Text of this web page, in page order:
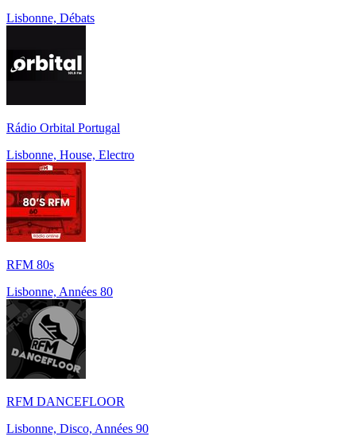
Lisbonne, Débats
Rádio Orbital Portugal
Lisbonne, House, Electro
RFM 80s
Lisbonne, Années 80
RFM DANCEFLOOR
Lisbonne, Disco, Années 90